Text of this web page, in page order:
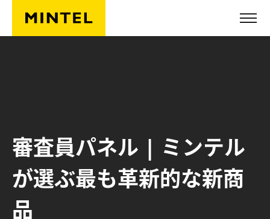
Skip to main content
審査員パネル | ミンテル
が選ぶ最も革新的な新商
品